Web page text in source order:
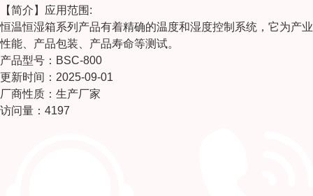
【简介】 应用范围:
恒温恒湿箱系列产品有着精确的温度和湿度控制系统，它为产
性能、产品包装、产品寿命等测试。
产品型号：BSC-800
更新时间：2025-09-01
厂商性质：生产厂家
访问量：4197